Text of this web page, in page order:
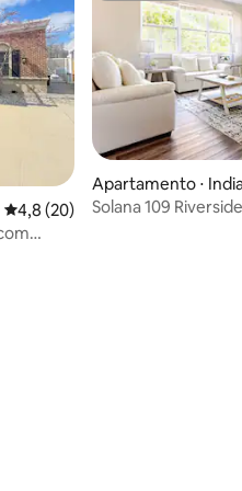
4,8 de uma avaliação média de
4,8 (20)
Apartamento ⋅
Solana 109